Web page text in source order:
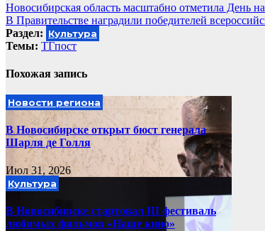
Навигация
по
записям
Новосибирская область масштабно отметила День
В Правительстве наградили победителей
Раздел: Культура
Темы: ТГпост
Похожая запись
Новости региона
В Новосибирске открыт бюст генерала
Шарля де Голля
Июл 31, 2026
Культура
В Новосибирске стартовал III фестиваль
любимых фильмов «Наше кино»